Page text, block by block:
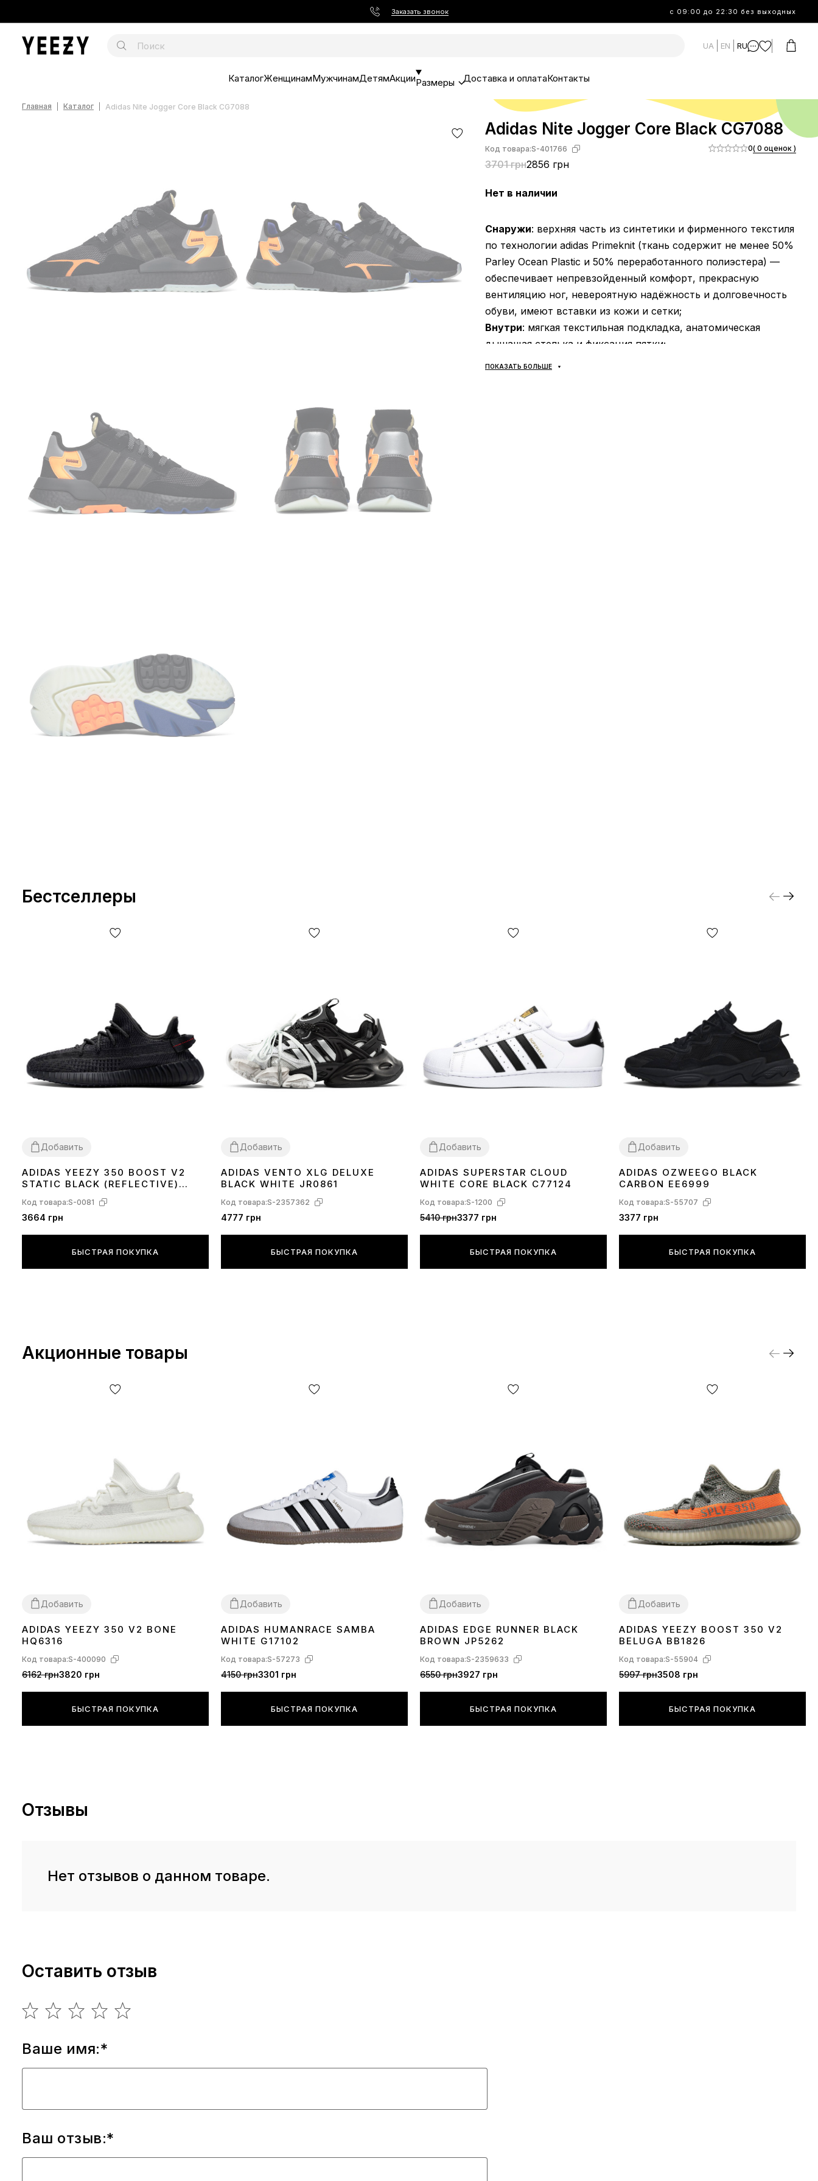
Заказать звонок с 09:00 до 22:30 без выходных
UA EN RU
КаталогЖенщинамМужчинамДетямАкцииРазмеры Доставка и оплатаКонтакты
Главная Каталог Adidas Nite Jogger Core Black CG7088
Adidas Nite Jogger Core Black CG7088
Код товара:S-401766
3701 грн2856 грн
0( 0 оценок )
Нет в наличии
Снаружи: верхняя часть из синтетики и фирменного текстиля
по технологии adidas Primeknit (ткань содержит не менее 50%
Parley Ocean Plastic и 50% переработанного полиэстера) —
обеспечивает непревзойденный комфорт, прекрасную
вентиляцию ног, невероятную надёжность и долговечность
обуви, имеют вставки из кожи и сетки;
Внутри: мягкая текстильная подкладка, анатомическая
дышащая стелька и фиксация пятки;
зависимости от большого кол-ва факторов, включая, но не
производителя и т.д.!
ПОКАЗАТЬ БОЛЬШЕ
Бестселлеры
Добавить
36 3738 39 404142 4445
ADIDAS YEEZY 350 BOOST V2
STATIC BLACK (REFLECTIVE)
Код товара:S-0081
3664 грн
БЫСТРАЯ ПОКУПКА
Добавить
36 3738 39 4041424344
ADIDAS VENTO XLG DELUXE
BLACK WHITE JR0861
Код товара:S-2357362
4777 грн
БЫСТРАЯ ПОКУПКА
Добавить
36 3738 40 41 424344 45
ADIDAS SUPERSTAR CLOUD
WHITE CORE BLACK C77124
Код товара:S-1200
5410 грн3377 грн
БЫСТРАЯ ПОКУПКА
Добавить
36 3738 39404344 45
ADIDAS OZWEEGO BLACK
CARBON EE6999
Код товара:S-55707
3377 грн
БЫСТРАЯ ПОКУПКА
Акционные товары
Добавить
36 3738 39 404142 43 444546
ADIDAS YEEZY 350 V2 BONE
HQ6316
Код товара:S-400090
6162 грн3820 грн
БЫСТРАЯ ПОКУПКА
Добавить
36 3738 39 404142434445
ADIDAS HUMANRACE SAMBA
WHITE G17102
Код товара:S-57273
4150 грн3301 грн
БЫСТРАЯ ПОКУПКА
Добавить
404142 43 45
ADIDAS EDGE RUNNER BLACK
BROWN JP5262
Код товара:S-2359633
6550 грн3927 грн
БЫСТРАЯ ПОКУПКА
Добавить
37 3839 40 4142
ADIDAS YEEZY BOOST 350 V2
BELUGA BB1826
Код товара:S-55904
5997 грн3508 грн
БЫСТРАЯ ПОКУПКА
Отзывы
Нет отзывов о данном товаре.
Оставить отзыв
Ваше имя:*
Ваш отзыв:*